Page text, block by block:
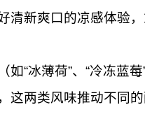
清新爽口的凉感体验
“冰薄荷”、“冷冻蓝
这两类风味推动不同